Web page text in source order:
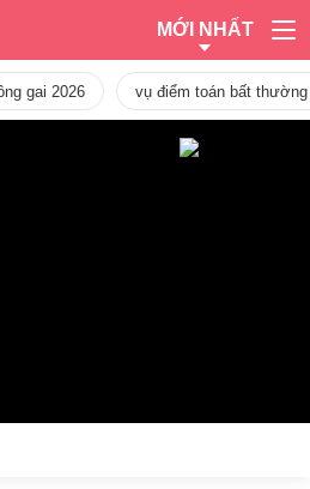
MỚI NHẤT
gai 2026 vụ điểm toán bất